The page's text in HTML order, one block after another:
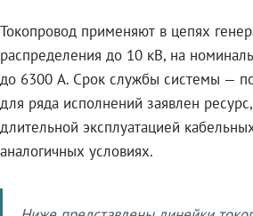
Токопровод применяют в цепях
распределения до 10 кВ, на
до 6300 А. Срок службы системы —
для ряда исполнений заявлен
длительной эксплуатацией
аналогичных условиях.